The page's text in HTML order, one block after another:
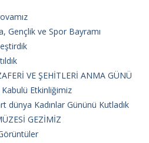
Gençlik ve Spor Bayramı
VE ŞEHİTLERİ ANMA GÜNÜ
Etkinliğimiz
dünya Kadınlar Gününü Kutladık
GEZİMİZ